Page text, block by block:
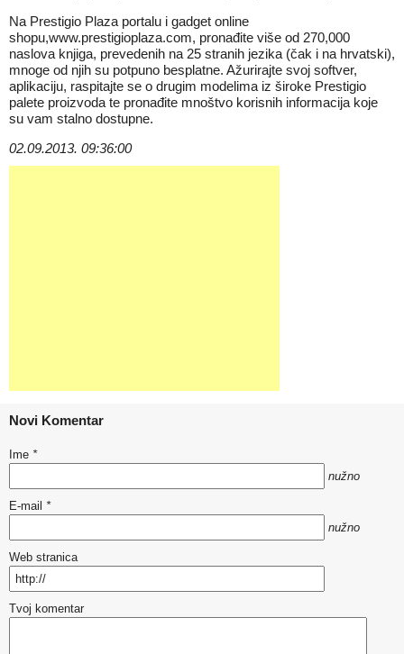
Na Prestigio Plaza portalu i gadget online
shopu,www.prestigioplaza.com, pronađite više od 270,000
naslova knjiga, prevedenih na 25 stranih jezika (čak i na hrvatski),
mnoge od njih su potpuno besplatne. Ažurirajte svoj softver,
aplikaciju, raspitajte se o drugim modelima iz široke Prestigio
palete proizvoda te pronađite mnoštvo korisnih informacija koje
su vam stalno dostupne.
02.09.2013. 09:36:00
Novi Komentar
Ime *
nužno
E-mail *
nužno
Web stranica
Tvoj komentar